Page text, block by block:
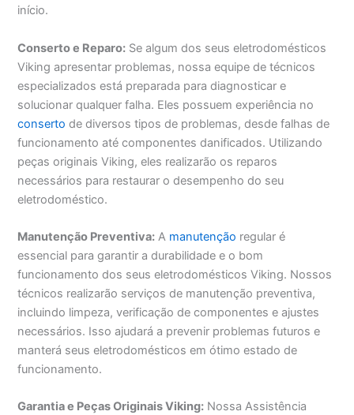
início.
Conserto e Reparo: Se algum dos seus eletrodomésticos
Viking apresentar problemas, nossa equipe de técnicos
especializados está preparada para diagnosticar e
solucionar qualquer falha. Eles possuem experiência no
conserto de diversos tipos de problemas, desde falhas de
funcionamento até componentes danificados. Utilizando
peças originais Viking, eles realizarão os reparos
necessários para restaurar o desempenho do seu
eletrodoméstico.
Manutenção Preventiva: A manutenção regular é
essencial para garantir a durabilidade e o bom
funcionamento dos seus eletrodomésticos Viking. Nossos
técnicos realizarão serviços de manutenção preventiva,
incluindo limpeza, verificação de componentes e ajustes
necessários. Isso ajudará a prevenir problemas futuros e
manterá seus eletrodomésticos em ótimo estado de
funcionamento.
Garantia e Peças Originais Viking: Nossa Assistência